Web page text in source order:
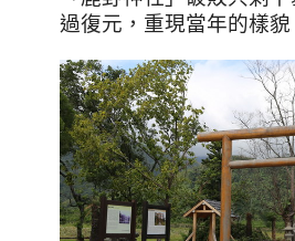
過復元，重現當年的樣貌